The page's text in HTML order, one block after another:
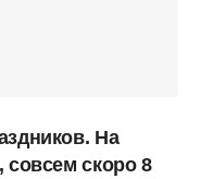
На
совсем скоро 8